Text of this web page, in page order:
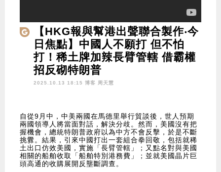
【HKG報與幫港出聲聯合製作‧今
日焦點】中國人不願打 但不怕
打！稀土牌加辣長臂管轄 借霸權
招反砌特朗普
2025.10.13 18:15 博客 周天慧
自從9月中，中美兩國在馬德里舉行貿談後，世人預期
兩國領導人將當面對話，解決分歧。然而，美國沒有把
握機會，總統特朗普政府以為中方不會反擊，於是不斷
挑釁。結果，引來中國打出一套組合拳回敬，包括就稀
土出口仿效美國，實施「長臂管轄」；又點名對與美國
相關的船舶收取「船舶特別港務費」；並就美國晶片巨
頭高通的收購展開反壟斷調查。